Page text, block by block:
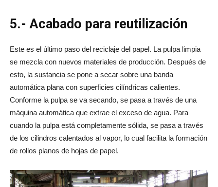
5.- Acabado para reutilización
Este es el último paso del reciclaje del papel. La pulpa limpia
se mezcla con nuevos materiales de producción. Después de
esto, la sustancia se pone a secar sobre una banda
automática plana con superficies cilíndricas calientes.
Conforme la pulpa se va secando, se pasa a través de una
máquina automática que extrae el exceso de agua. Para
cuando la pulpa está completamente sólida, se pasa a través
de los cilindros calentados al vapor, lo cual facilita la formación
de rollos planos de hojas de papel.